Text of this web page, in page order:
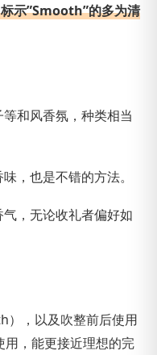
示”Smooth”的多为清
和风香氛，种类相当
，也是不错的方法。
，无论收礼者偏好如
），以及吹整前后使用
，能更接近理想的完